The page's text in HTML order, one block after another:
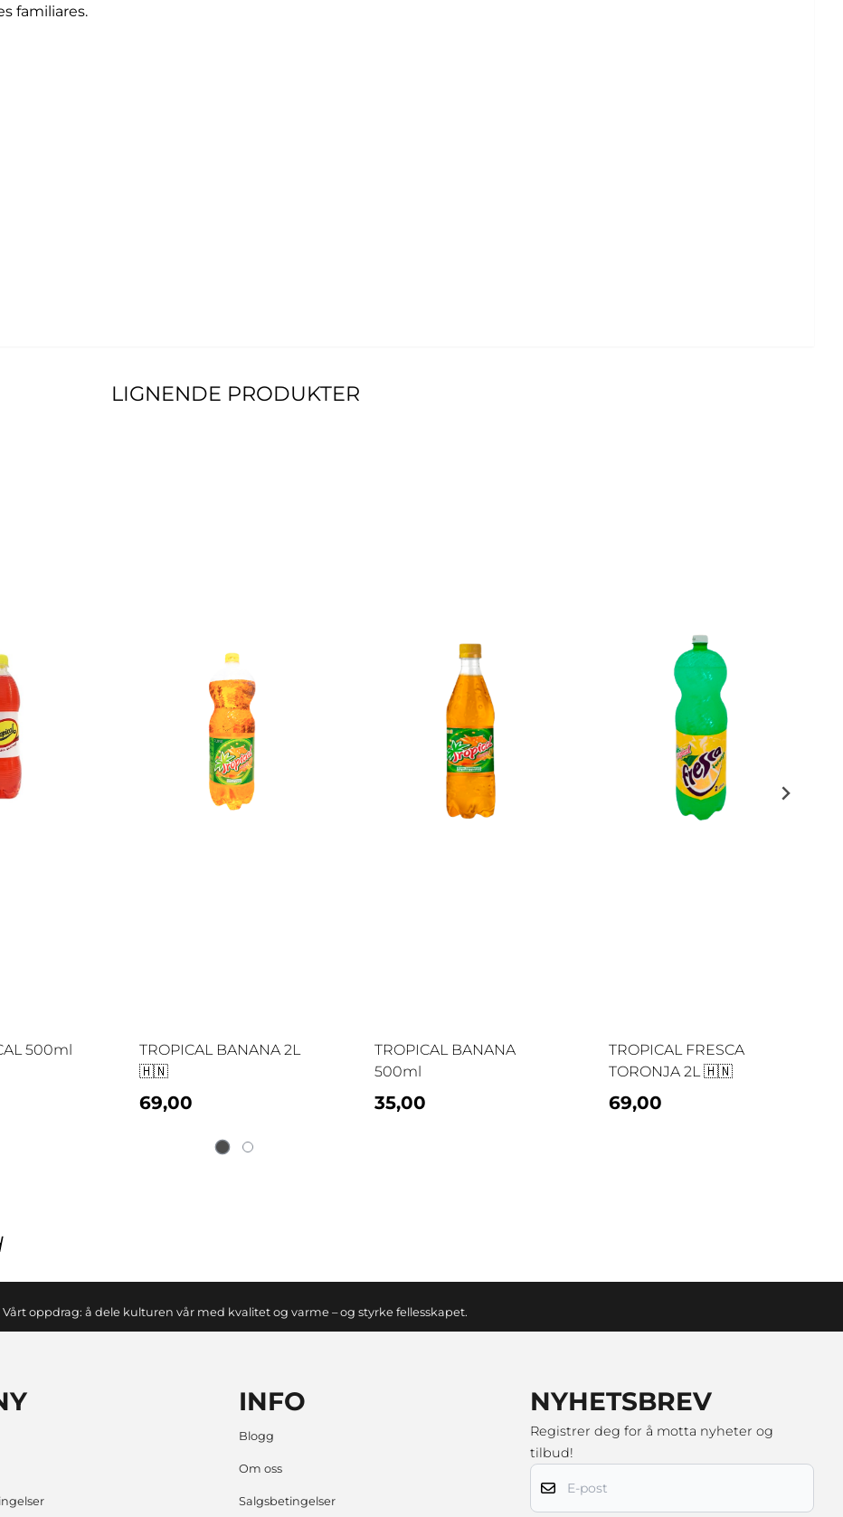
familiares.
LIGNENDE PRODUKTER
500ml
TROPICAL BANANA 2L
🇭🇳
69,00
TROPICAL BANANA
500ml
35,00
TROPICAL FRESCA
TORONJA 2L 🇭🇳
69,00
Vårt oppdrag: å dele kulturen vår med kvalitet og varme – og styrke fellesskapet.
INFO
Blogg
Om oss
Salgsbetingelser
NYHETSBREV
Registrer deg for å motta nyheter og
tilbud!
E-post